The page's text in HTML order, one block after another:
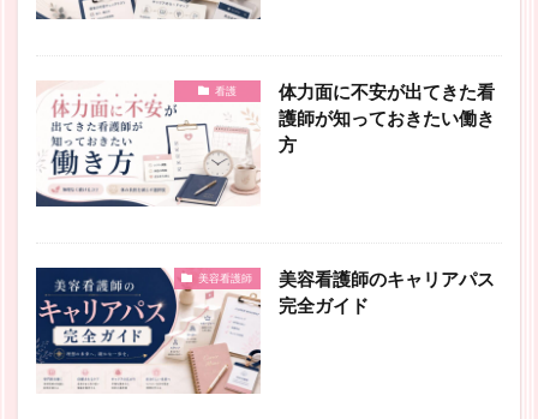
看護
体力面に不安が出てきた看
護師が知っておきたい働き
方
美容看護師
美容看護師のキャリアパス
完全ガイド